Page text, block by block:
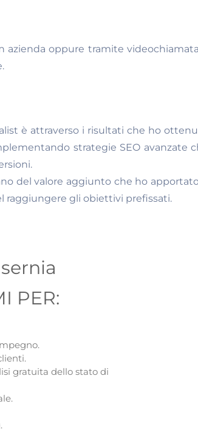
azienda oppure tramite
è attraverso i risultati che ho
strategie SEO avanzate
del valore aggiunto che ho
raggiungere gli obiettivi prefissati.
PER:
gratuita dello stato di